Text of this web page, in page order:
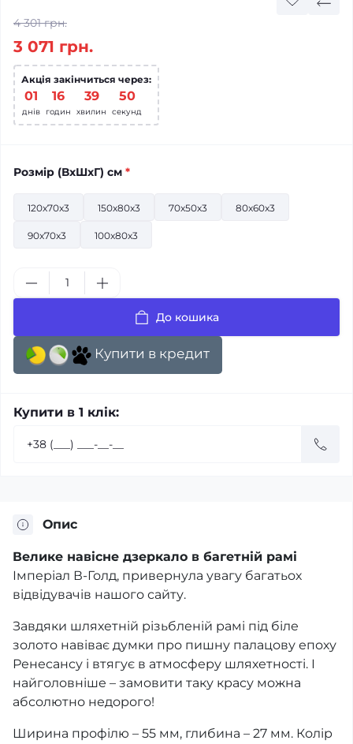
4 301 грн.
3 071 грн.
Акція закінчиться через:
01
днів
16
годин
39
хвилин
49
секунд
Розмiр (ВхШхГ) см *
120x70x3 150x80x3 70x50x3 80x60x3
90x70x3 100x80x3
До кошика
Купити в кредит
Купити в 1 клік:
Опис
Велике навісне дзеркало в багетній рамі
Імперіал В-Голд, привернула увагу багатьох
відвідувачів нашого сайту.
Завдяки шляхетній різьбленій рамі під біле
золото навіває думки про пишну палацову епоху
Ренесансу і втягує в атмосферу шляхетності. І
найголовніше – замовити таку красу можна
абсолютно недорого!
Ширина профілю – 55 мм, глибина – 27 мм. Колір